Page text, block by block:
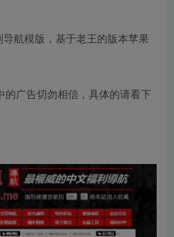
航模版，基于老王的版本苹果
的广告切勿相信，具体的请看下